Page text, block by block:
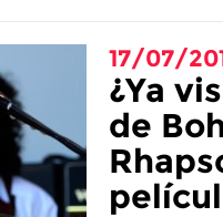
17/07/
¿Ya
de